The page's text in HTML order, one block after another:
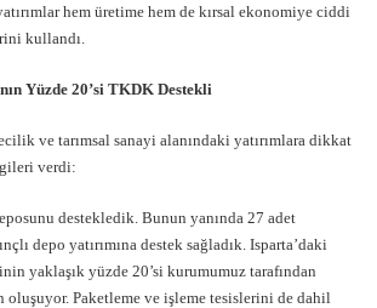
hem üretime hem de kırsal ekonomiye ciddi
kullandı.
Yüzde 20’si TKDK Destekli
ve tarımsal sanayi alanındaki yatırımlara dikkat
verdi:
destekledik. Bunun yanında 27 adet
depo yatırımına destek sağladık. Isparta’daki
yaklaşık yüzde 20’si kurumumuz tarafından
oluşuyor. Paketleme ve işleme tesislerini de dahil